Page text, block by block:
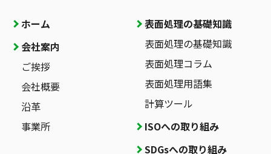
ホーム
会社案内
ご挨拶
会社概要
沿革
事業所
表面処理の基礎知識
表面処理の基礎知識
表面処理コラム
表面処理用語集
計算ツール
ISOへの取り組み
SDGsへの取り組み